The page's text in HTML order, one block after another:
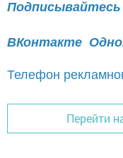
Подписывайтесь
ВКонтакте
Телефон
Перейти